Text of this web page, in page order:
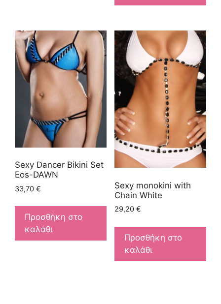
Sexy Dancer Bikini Set
Eos-DAWN
33,70 €
Προσθήκη στο
καλάθι
Sexy monokini with
Chain White
29,20 €
Προσθήκη στο
καλάθι